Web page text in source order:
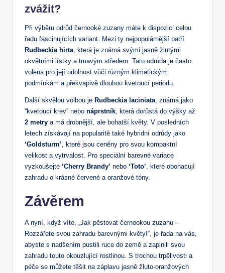
zvážit?
Při výběru odrůd černooké zuzany máte k dispozici celou
řadu fascinujících variant. Mezi ty nejpopulárnější patří
Rudbeckia hirta , která je známá svými jasně žlutými
okvětními lístky a tmavým středem. Tato odrůda je často
volena pro její odolnost vůči různým klimatickým
podmínkám a překvapivě dlouhou kvetoucí periodu.
Další skvělou volbou je Rudbeckia laciniata , známá jako
“kvetoucí krev” nebo náprstník , která dorůstá do výšky až
2 metry a má drobnější, ale bohatší květy. V posledních
letech získávají na popularitě také hybridní odrůdy jako
‘Goldsturm’ , které jsou ceněny pro svou kompaktní
velikost a vytrvalost. Pro speciální barevné variace
vyzkoušejte ‘Cherry Brandy’ nebo ‘Toto’ , které obohacují
zahradu o krásné červené a oranžové tóny.
Závěrem
A nyní, když víte, „Jak pěstovat černookou zuzanu –
Rozzářete svou zahradu barevnými květy!“, je řada na vás,
abyste s nadšením pustili ruce do země a zaplnili svou
zahradu touto okouzlující rostlinou. S trochou trpělivosti a
péče se můžete těšit na záplavu jasně žluto-oranžových